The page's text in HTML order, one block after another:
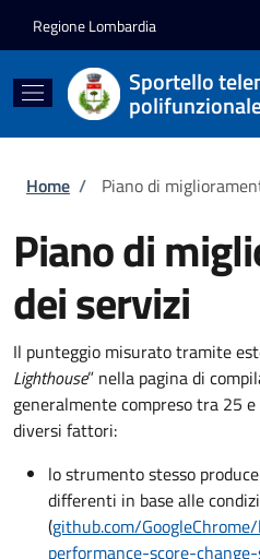
Regione Lombardia
Sportello
Briciole di pane
Home / Piano di
Piano di
dei servizi
Il punteggio misurato tramite
Lighthouse” nella pagina di
generalmente compreso tra 25
diversi fattori:
lo strumento stesso
differenti in base alle
(github.com/
performance-score-